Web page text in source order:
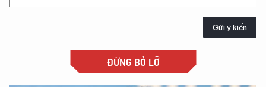
Gửi ý kiến
ĐỪNG BỎ LỠ